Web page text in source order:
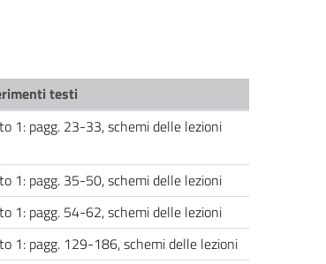
testi
1: pagg. 23-33, schemi delle lezioni
1: pagg. 35-50, schemi delle lezioni
1: pagg. 54-62, schemi delle lezioni
1: pagg. 129-186, schemi delle lezioni